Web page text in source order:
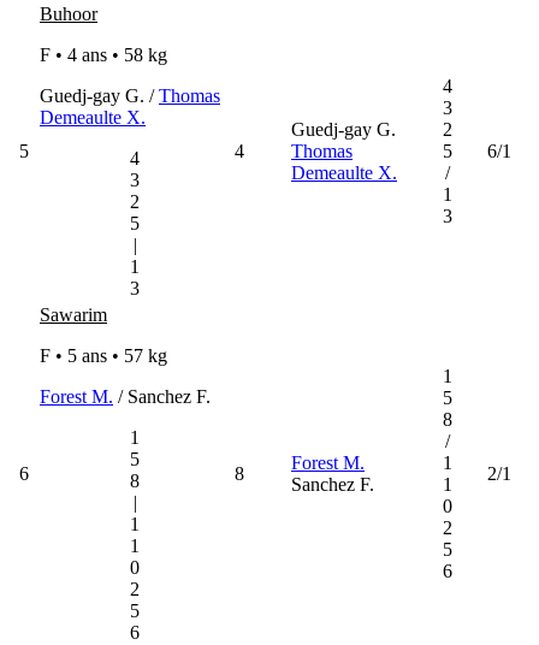
5
Buhoor
F • 4 ans • 58 kg
Guedj-gay G. /Thomas
Demeaulte X.
4
3
2
5
|
1
3
4
Guedj-gay G.
Thomas
Demeaulte X.
4
3
2
5
/
1
3
6/1
6
Sawarim
F • 5 ans • 57 kg
Forest M. / Sanchez F.
1
5
8
|
1
1
0
2
5
6
8
Forest M.
Sanchez F.
1
5
8
/
1
1
0
2
5
6
2/1